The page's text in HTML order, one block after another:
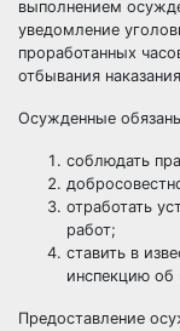
выполнением
уведомление
проработанных
отбывания
Осужденные
соблюдать
отработать
работ;
ставить в
инспекцию об
Предоставление